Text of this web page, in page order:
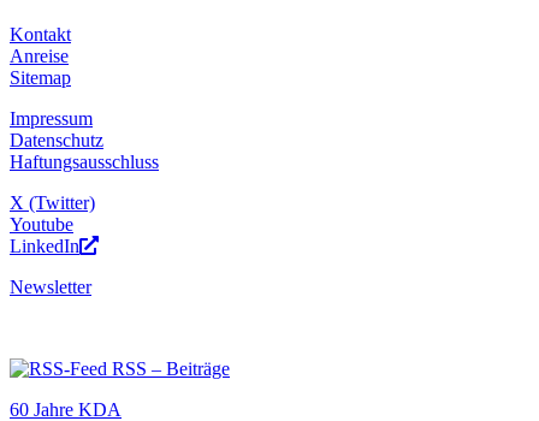
Kontakt
Anreise
Sitemap
Impressum
Datenschutz
Haftungsausschluss
X (Twitter)
Youtube
LinkedIn
Newsletter
RSS – Beiträge
60 Jahre KDA